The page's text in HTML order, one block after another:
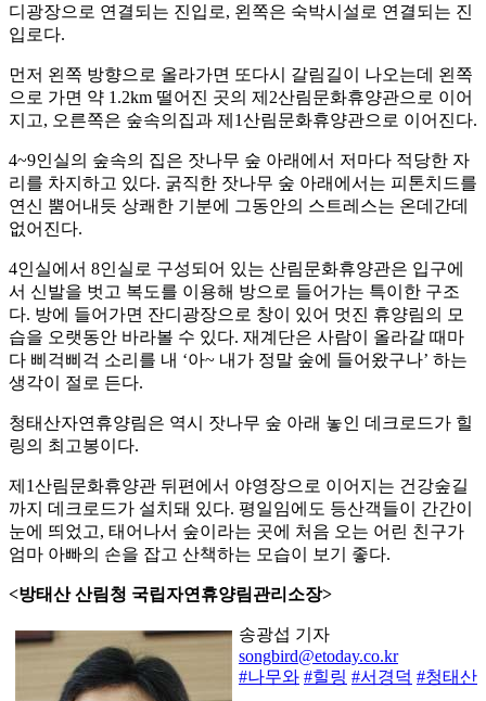
디광장으로 연결되는 진입로, 왼쪽은 숙박시설로 연결되는 진
입로다.
먼저 왼쪽 방향으로 올라가면 또다시 갈림길이 나오는데 왼쪽
으로 가면 약 1.2km 떨어진 곳의 제2산림문화휴양관으로 이어
지고, 오른쪽은 숲속의집과 제1산림문화휴양관으로 이어진다.
4~9인실의 숲속의 집은 잣나무 숲 아래에서 저마다 적당한 자
리를 차지하고 있다. 굵직한 잣나무 숲 아래에서는 피톤치드를
연신 뿜어내듯 상쾌한 기분에 그동안의 스트레스는 온데간데
없어진다.
4인실에서 8인실로 구성되어 있는 산림문화휴양관은 입구에
서 신발을 벗고 복도를 이용해 방으로 들어가는 특이한 구조
다. 방에 들어가면 잔디광장으로 창이 있어 멋진 휴양림의 모
습을 오랫동안 바라볼 수 있다. 재계단은 사람이 올라갈 때마
다 삐걱삐걱 소리를 내 ‘아~ 내가 정말 숲에 들어왔구나’ 하는
생각이 절로 든다.
청태산자연휴양림은 역시 잣나무 숲 아래 놓인 데크로드가 힐
링의 최고봉이다.
제1산림문화휴양관 뒤편에서 야영장으로 이어지는 건강숲길
까지 데크로드가 설치돼 있다. 평일임에도 등산객들이 간간이
눈에 띄었고, 태어나서 숲이라는 곳에 처음 오는 어린 친구가
엄마 아빠의 손을 잡고 산책하는 모습이 보기 좋다.
<방태산 산림청 국립자연휴양림관리소장>
송광섭 기자
songbird@etoday.co.kr
#나무와 #힐링 #서경덕 #청태산